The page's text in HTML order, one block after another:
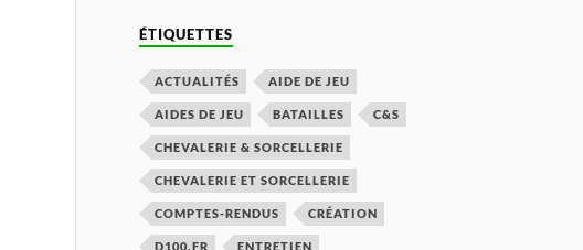
ÉTIQUETTES
ACTUALITÉS AIDE DE JEU
AIDES DE JEU BATAILLES C&S
CHEVALERIE & SORCELLERIE
CHEVALERIE ET SORCELLERIE
COMPTES-RENDUS CRÉATION
D100.FR ENTRETIEN